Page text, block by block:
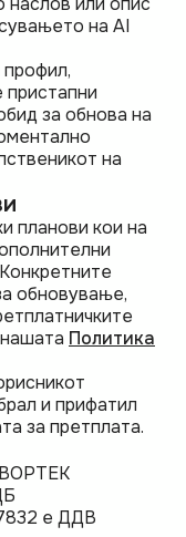
на AI
за обнова на
на
планови кои на
обновување,
Политика
и прифатил
за претплата.
ВОРТЕК
е ДДВ